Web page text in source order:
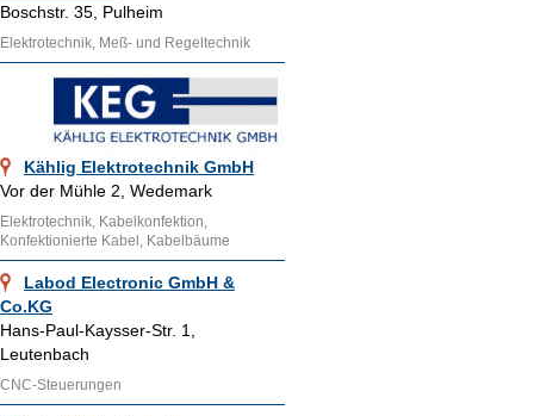
Boschstr. 35, Pulheim
Elektrotechnik, Meß- und Regeltechnik
Kählig Elektrotechnik GmbH
Vor der Mühle 2, Wedemark
Elektrotechnik, Kabelkonfektion,
Konfektionierte Kabel, Kabelbäume
Labod Electronic GmbH &
Co.KG
Hans-Paul-Kaysser-Str. 1,
Leutenbach
CNC-Steuerungen